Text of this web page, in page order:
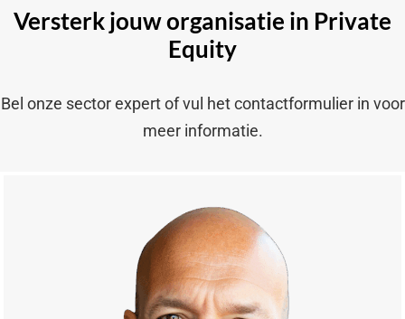
Versterk jouw organisatie in Private
Equity
Bel onze sector expert of vul het contactformulier in voor
meer informatie.